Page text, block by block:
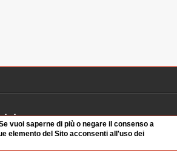
vuoi saperne di più o negare il consenso a
elemento del Sito acconsenti all'uso dei